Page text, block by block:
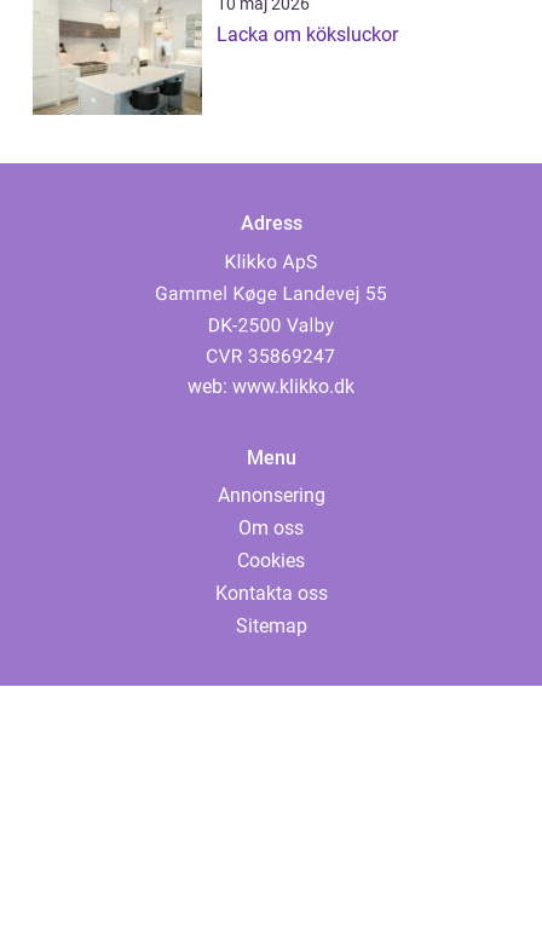
Lacka om köksluckor
Adress
web: www.klikko.dk
Menu
Annonsering
Om oss
Cookies
Kontakta oss
Sitemap